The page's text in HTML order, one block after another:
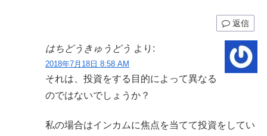
返信
はちどうきゅうどう より:
2018年7月18日 8:58 AM
それは、投資をする目的によって異なる
のではないでしょうか？
私の場合はインカムに焦点を当てて投資をしてい